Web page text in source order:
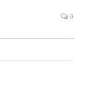
0